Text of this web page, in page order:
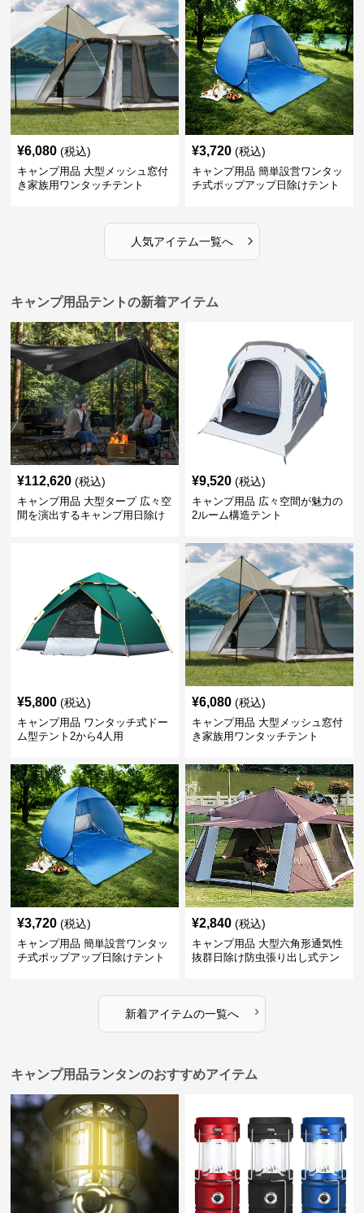
¥6,080 (税込)
キャンプ用品 大型メッシュ窓付
き家族用ワンタッチテント
¥3,720 (税込)
キャンプ用品 簡単設営ワンタッ
チ式ポップアップ日除けテント
人気アイテム一覧へ ›
キャンプ用品テントの新着アイテム
¥112,620 (税込)
キャンプ用品 大型タープ 広々空
間を演出するキャンプ用日除け
¥9,520 (税込)
キャンプ用品 広々空間が魅力の
2ルーム構造テント
¥5,800 (税込)
キャンプ用品 ワンタッチ式ドー
ム型テント2から4人用
¥6,080 (税込)
キャンプ用品 大型メッシュ窓付
き家族用ワンタッチテント
¥3,720 (税込)
キャンプ用品 簡単設営ワンタッ
チ式ポップアップ日除けテント
¥2,840 (税込)
キャンプ用品 大型六角形通気性
抜群日除け防虫張り出し式テン
新着アイテムの一覧へ ›
キャンプ用品ランタンのおすすめアイテム